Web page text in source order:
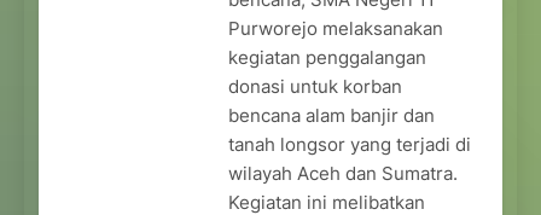
Purworejo melaksanakan
kegiatan penggalangan
donasi untuk korban
bencana alam banjir dan
tanah longsor yang terjadi di
wilayah Aceh dan Sumatra.
Kegiatan ini melibatkan